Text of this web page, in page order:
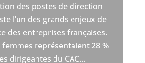
des postes de direction
l’un des grands enjeux de
des entreprises françaises.
femmes représentaient 28 %
dirigeantes du CAC...